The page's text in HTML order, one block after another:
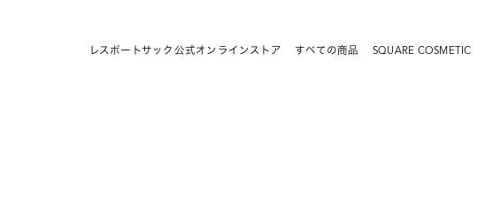
レスポートサック公式オンラインストア すべての商品 SQUARE COSMETIC